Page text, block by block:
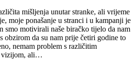
mišljenja unutar stranke, ali vrijeme
moje ponašanje u stranci i u kampanji je
smo motivirali naše biračko tijelo da nam
obzirom da su nam prije četiri godine to
nemam problem s različitim
vizijom, ali…